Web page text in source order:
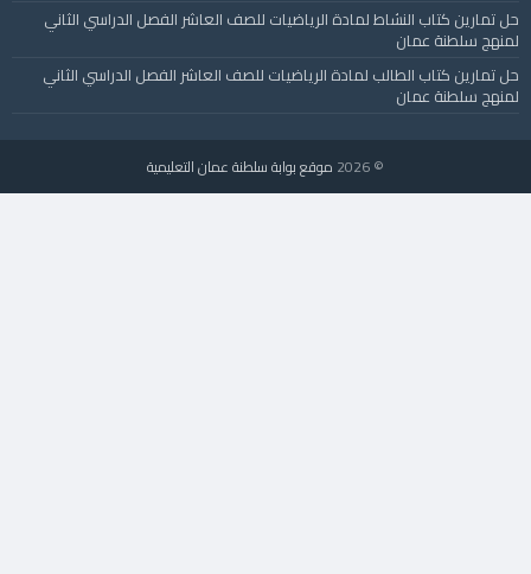
حل تمارين كتاب النشاط لمادة الرياضيات للصف العاشر الفصل الدراسي الثاني
لمنهج سلطنة عمان
حل تمارين كتاب الطالب لمادة الرياضيات للصف العاشر الفصل الدراسي الثاني
لمنهج سلطنة عمان
© 2026 موقع بوابة سلطنة عمان التعليمية